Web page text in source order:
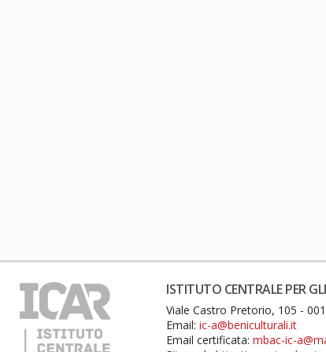
ISTITUTO CENTRALE PER
Viale Castro Pretorio, 105 -
Email:ic-a@beniculturali.it
Email certificata:mbac-ic-